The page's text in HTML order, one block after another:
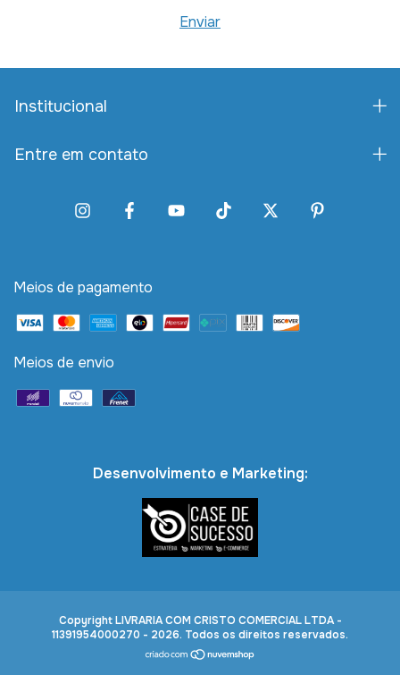
Institucional
Entre em contato
Meios de pagamento
Meios de envio
Desenvolvimento e Marketing:
Copyright LIVRARIA COM CRISTO COMERCIAL LTDA -
11391954000270 - 2026. Todos os direitos reservados.